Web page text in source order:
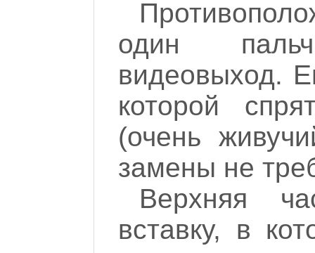
один
видеовыход.
которой
(очень
замены не
Верхняя
вставку, в